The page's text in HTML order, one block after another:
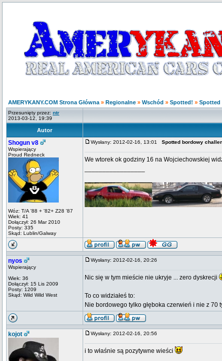
AMERYKANY.COM Strona Główna » Regionalne » Wschód » Spotted! » Spotted
Przesunięty przez: ntr
2013-03-12, 19:39
Autor
Shogun v8
Wspierający
Proud Redneck
Wóz: T/A '88 + '82+ Z28 '87
Wiek: 41
Dołączył: 26 Mar 2010
Posty: 335
Skąd: Lublin/Galway
Wysłany: 2012-02-16, 13:01 Spotted bordowy
We wtorek ok godziny 16 na Wojciechowskiej
nyos
Wspierający
Wiek: 36
Dołączył: 15 Lis 2009
Posty: 1209
Skąd: Wild Wild West
Wysłany: 2012-02-16, 20:26
Nic się w tym mieście nie ukryje ... zero dyskrecji
To co widziałeś to:
Nie bordowego tylko głęboka czerwień i nie z 70
kojot Wysłany: 2012-02-16, 20:56
i to właśnie są pozytywne wieści